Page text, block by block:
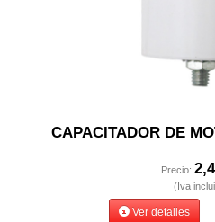
CAPACITADOR DE
Precio:
(Iva
Ver detalles